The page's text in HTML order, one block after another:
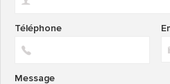
Téléphone
Message